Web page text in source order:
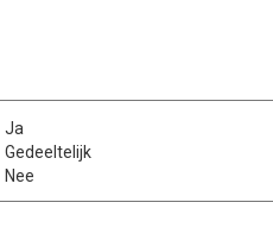
Ja
Gedeeltelijk
Nee